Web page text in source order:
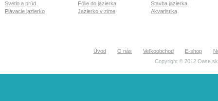
Svetlo a prúd
Fólie do jazierka
Stavba jazierka
Plávacie jazierko
Jazierko v zime Akvaristika
Úvod O nás Veľkoobchod E-shop
Copyright © 2012